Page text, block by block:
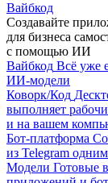
Вайбкод
Создавайте
для бизнеса
с помощью ИИ
Вайбкод Всё уже
ИИ-модели
Коворк/Код
выполняет
и на вашем
Бот-платформа
из Telegram
Модели Готовые